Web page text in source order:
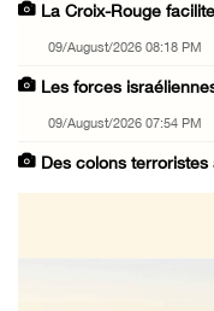
La Croix-Rouge
09/August/2026 08:18 PM
Les forces
09/August/2026 07:54 PM
Des colons